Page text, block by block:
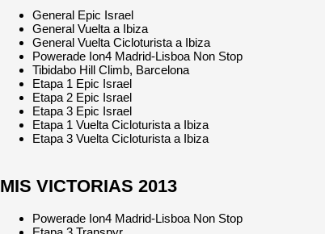
General Epic Israel
General Vuelta a Ibiza
General Vuelta Cicloturista a Ibiza
Powerade Ion4 Madrid-Lisboa Non Stop
Tibidabo Hill Climb, Barcelona
Etapa 1 Epic Israel
Etapa 2 Epic Israel
Etapa 3 Epic Israel
Etapa 1 Vuelta Cicloturista a Ibiza
Etapa 3 Vuelta Cicloturista a Ibiza
MIS VICTORIAS 2013
Powerade Ion4 Madrid-Lisboa Non Stop